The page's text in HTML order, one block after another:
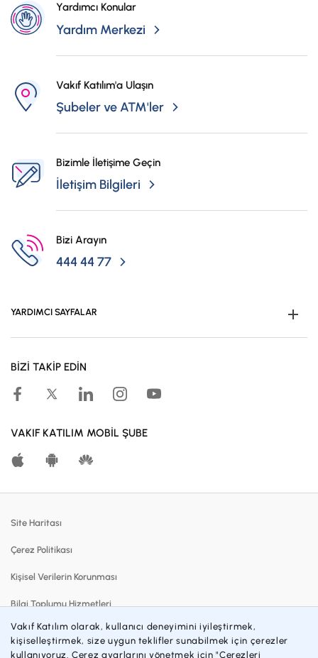
Yardımcı Konular
Yardım Merkezi
Vakıf Katılım'a Ulaşın
Şubeler ve ATM'ler
Bizimle İletişime Geçin
İletişim Bilgileri
Bizi Arayın
444 44 77
YARDIMCI SAYFALAR
Kampanyalar
Hesaplama Araçları
Katılma Hesapları
Katılım Bankacılığı
BİZİ TAKİP EDİN
VAKIF KATILIM MOBİL ŞUBE
Site Haritası
Çerez Politikası
Kişisel Verilerin Korunması
Bilgi Toplumu Hizmetleri
Sözleşmeler ve Formlar
Vakıf Katılım olarak, kullanıcı deneyimini iyileştirmek,
kişiselleştirmek, size uygun teklifler sunabilmek için çerezler
kullanıyoruz. Çerez ayarlarını yönetmek için "Çerezleri